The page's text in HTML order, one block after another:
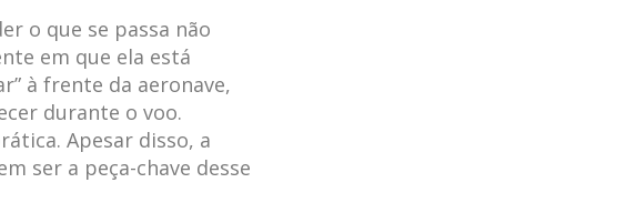
o que se passa não
em que ela está
à frente da aeronave,
durante o voo.
Apesar disso, a
ser a peça-chave desse